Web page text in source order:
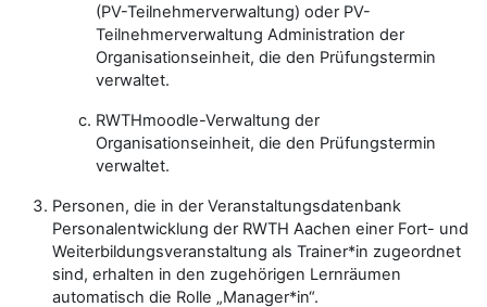
(PV-Teilnehmerverwaltung) oder PV-
Teilnehmerverwaltung Administration der
Organisationseinheit, die den Prüfungstermin
verwaltet.
RWTHmoodle-Verwaltung der
Organisationseinheit, die den Prüfungstermin
verwaltet.
Personen, die in der Veranstaltungsdatenbank
Personalentwicklung der RWTH Aachen einer Fort- und
Weiterbildungsveranstaltung als Trainer*in zugeordnet
sind, erhalten in den zugehörigen Lernräumen
automatisch die Rolle „Manager*in“.